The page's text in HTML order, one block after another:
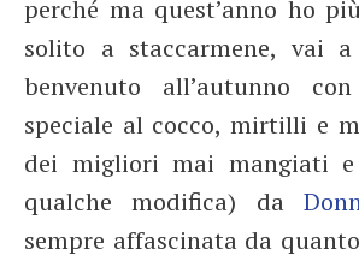
perché ma quest’anno ho
solito a staccarmene, vai
benvenuto all’autunno
speciale al cocco, mirtilli e
dei migliori mai mangiati e
qualche modifica) da
sempre affascinata da